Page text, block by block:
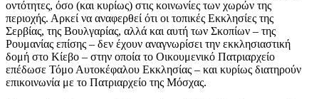
οντότητες, όσο (και κυρίως) στις κοινωνίες των χωρών της
περιοχής. Αρκεί να αναφερθεί ότι οι τοπικές Εκκλησίες της
Σερβίας, της Βουλγαρίας, αλλά και αυτή των Σκοπίων – της
Ρουμανίας επίσης – δεν έχουν αναγνωρίσει την εκκλησιαστική
δομή στο Κίεβο – στην οποία το Οικουμενικό Πατριαρχείο
επέδωσε Τόμο Αυτοκέφαλου Εκκλησίας – και κυρίως διατηρούν
επικοινωνία με το Πατριαρχείο της Μόσχας.